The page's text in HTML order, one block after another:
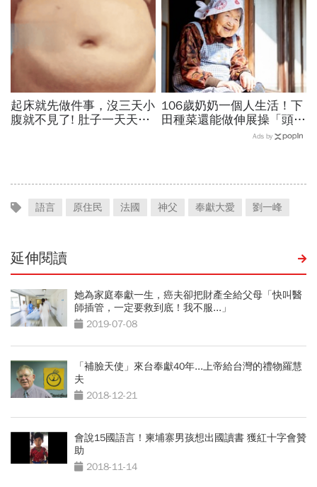
起床就先做件事，沒三天小
腹就不見了! 肚子一天天變
106歲奶奶一個人生活！下
田種菜還能做伸展操「頭貼
腿」...公開8個健康長壽秘
Ads by
語言 原住民 法國 神父 奉獻大愛 劉一峰
延伸閱讀
她為家庭奉獻一生，癌夫卻把財產全給父母「快叫醫
師插管，一定要救到底！我不服...」
2019-07-08
「補臉天使」來台奉獻40年...上帝給台灣的禮物羅慧
夫
2018-12-21
會說15國語言！柬埔寨男孩想出國讀書 獲紅十字會贊
助
2018-11-14